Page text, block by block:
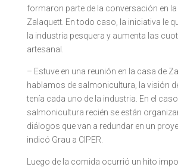
formaron parte de la conversación en
Zalaquett. En todo caso, la iniciativa le
la industria pesquera y aumenta las
artesanal.
– Estuve en una reunión en la casa de
hablamos de salmonicultura, la visión
tenía cada uno de la industria. En el
salmonicultura recién se están
diálogos que van a redundar en un
indicó Grau a CIPER.
Luego de la comida ocurrió un hito